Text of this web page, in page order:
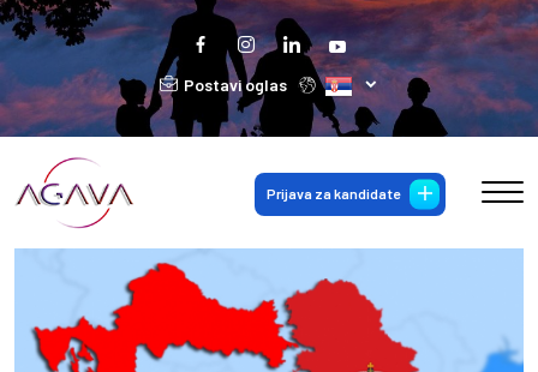
Postavi oglas
Prijava za kandidate